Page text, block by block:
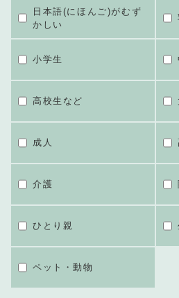
日本語(にほんご)がむず
かしい
小学生
高校生など
成人
介護
ひとり親
ペット・動物